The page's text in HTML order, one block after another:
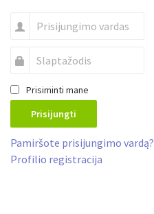
Prisiminti mane
Prisijungti
Pamiršote prisijungimo vardą?
Profilio registracija